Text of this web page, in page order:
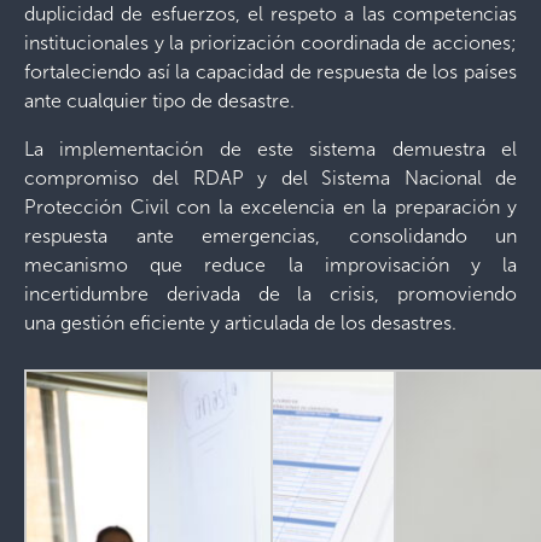
duplicidad de esfuerzos, el respeto a las competencias
institucionales y la priorización coordinada de acciones;
fortaleciendo así la capacidad de respuesta de los países
ante cualquier tipo de desastre.
La implementación de este sistema demuestra el
compromiso del RDAP y del Sistema Nacional de
Protección Civil con la excelencia en la preparación y
respuesta ante emergencias, consolidando un
mecanismo que reduce la improvisación y la
incertidumbre derivada de la crisis, promoviendo
una gestión eficiente y articulada de los desastres.